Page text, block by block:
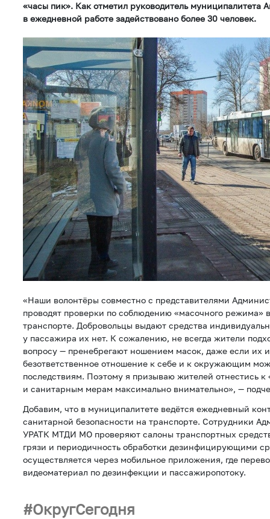
«часы пик». Как отметил руководитель муниципалитета
в ежедневной работе задействовано более 30 человек.
«Наши волонтёры совместно с представителями
проводят проверки по соблюдению «масочного режима»
транспорте. Добровольцы выдают средства
у пассажира их нет. К сожалению, не всегда жители
вопросу — пренебрегают ношением масок, даже если их
безответственное отношение к себе и к окружающим
последствиям. Поэтому я призываю жителей отнестись
и санитарным мерам максимально внимательно», —
Добавим, что в муниципалитете ведётся ежедневный
санитарной безопасности на транспорте. Сотрудники
УРАТК МТДИ МО проверяют салоны транспортных
грязи и периодичность обработки дезинфицирующими
осуществляется через мобильное приложения, где
видеоматериал по дезинфекции и пассажиропотоку.
ОкругСегодня